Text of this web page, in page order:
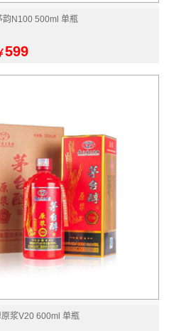
韵N100 500ml 单瓶
599
浆V20 600ml 单瓶